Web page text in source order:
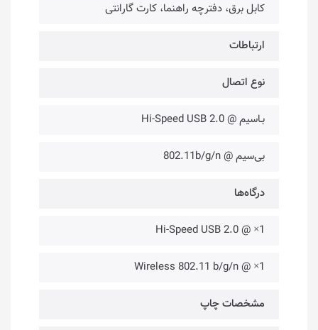
کابل برق، دفترچه راهنما، کارت گارانتی
ارتباطات
نوع اتصال
بـاسیم @ Hi-Speed USB 2.0
بی‌سیم @ 802.11b/g/n
درگاه‌ها
1× @ Hi-Speed USB 2.0
1× @ Wireless 802.11 b/g/n
مشخصات چاپ